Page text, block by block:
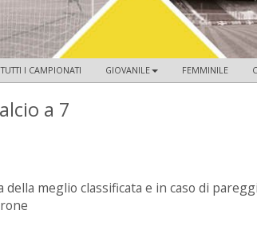
TUTTI I CAMPIONATI GIOVANILE FEMMINILE
a 7
della meglio classificata e in caso di